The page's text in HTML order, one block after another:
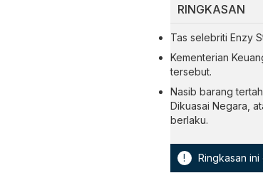
RINGKASAN
Tas selebriti Enzy
Kementerian
tersebut.
Nasib barang
Dikuasai Negara,
berlaku.
! Ringkasan